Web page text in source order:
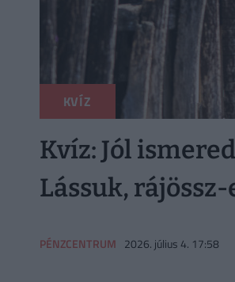
KVÍZ
Kvíz: Jól
Lássuk,
PÉNZCENTRUM 2026. július 4. 17:58